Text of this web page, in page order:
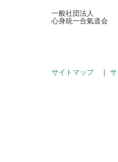
一般社団法人
心身統一合氣道会
サイトマップ ｜